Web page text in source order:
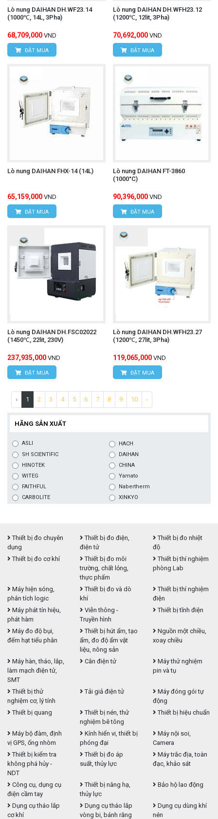
Lò nung DAIHAN DH.WF23.14
(1000℃, 14L, 3Pha)
68,709,000 VND
ĐẶT MUA
Lò nung DAIHAN DH.WFH23.12
(1200℃, 12lit, 3Pha)
70,692,000 VND
ĐẶT MUA
Lò nung DAIHAN FHX-14 (14L)
65,159,000 VND
ĐẶT MUA
Lò nung DAIHAN FT-3860
(1000°C)
90,396,000 VND
ĐẶT MUA
Lò nung DAIHAN DH.FSC02022
(1450℃, 22lit, 230V)
237,935,000 VND
ĐẶT MUA
Lò nung DAIHAN DH.WFH23.27
(1200℃, 27lit, 3Pha)
119,065,000 VND
ĐẶT MUA
‹ 1 2 3 4 5 6 7 8 9 10 ›
HÃNG SẢN XUẤT
ASLI
HACH
SH SCIENTIFIC
DAIHAN
HINOTEK
CHINA
WITEG
Yamato
FAITHFUL
Nabertherm
CARBOLITE
XINKYO
Thiết bị đo chuyên
dụng
Thiết bị đo điện,
điện tử
Thiết bị đo nhiệt
độ
Thiết bị đo cơ khí
Thiết bị đo môi
trường, chất lỏng,
thực phẩm
Thiết bị thí nghiệm
phòng Lab
Máy hiện sóng,
phân tích logic
Thiết bị đo và dò
khí
Thiết bị thí nghiệm
điện
Máy phát tín hiệu,
phát hàm
Viễn thông -
Truyền hình
Thiết bị tĩnh điện
Máy đo độ bụi,
đếm hạt tiểu phân
Thiết bị hút ẩm, tạo
ẩm, đo độ ẩm vật
liệu, nông sản
Nguồn một chiều,
xoay chiều
Máy hàn, tháo, lắp,
làm mạch điện tử,
SMT
Cân điện tử
Máy thử nghiệm
pin và tụ
Thiết bị thử
nghiệm cơ, lý tính
Tải giả điện tử
Máy đóng gói tự
động
Thiết bị quang
Thiết bị nén, thử
nghiệm bê tông
Thiết bị hiệu chuẩn
Máy bộ đàm, định
vị GPS, ống nhòm
Kính hiển vi, thiết bị
phóng đại
Máy nội soi,
Camera
Thiết bị kiểm tra
không phá hủy -
NDT
Thiết bị đo áp
suất, thủy lực
Máy trắc địa, toàn
đạc, khảo sát
Công cụ, dụng cụ
điện cầm tay
Thiết bị nâng hạ,
thủy lực
Bảo hộ lao động
Dụng cụ tháo lắp
cơ khí
Dụng cụ tháo lắp
vòng bi, bánh răng
Dụng cụ dùng khí
nén